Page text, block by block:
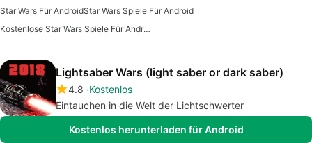
Star Wars Für AndroidStar Wars Spiele Für Android
Kostenlose Star Wars Spiele Für Android
Lightsaber Wars (light saber or dark saber)
4.8 Kostenlos
Eintauchen in die Welt der Lichtschwerter
Kostenlos herunterladen für Android